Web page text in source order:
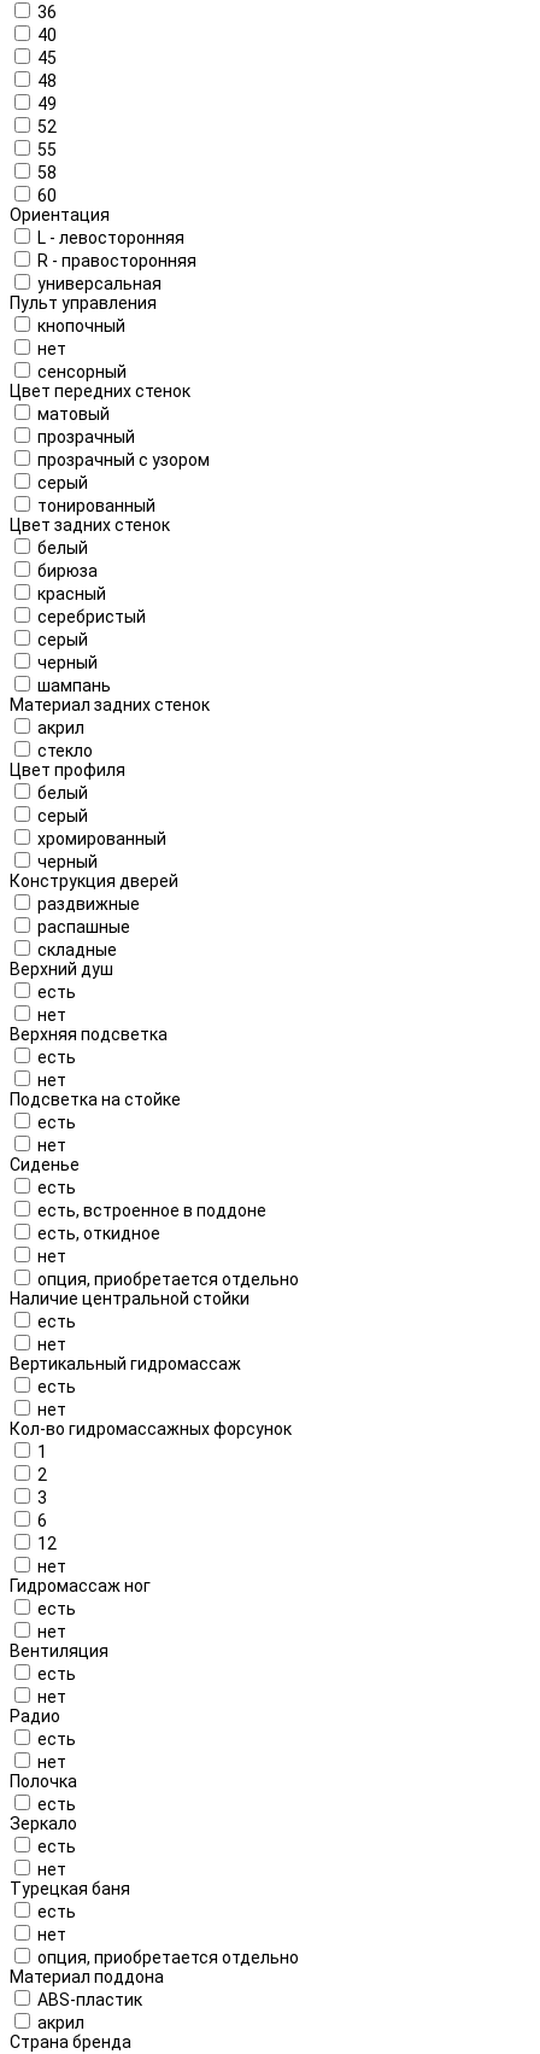
36
40
45
48
49
52
55
58
60
Ориентация
L - левосторонняя
R - правосторонняя
универсальная
Пульт управления
кнопочный
нет
сенсорный
Цвет передних стенок
матовый
прозрачный
прозрачный с узором
серый
тонированный
Цвет задних стенок
белый
бирюза
красный
серебристый
серый
черный
шампань
Материал задних стенок
акрил
стекло
Цвет профиля
белый
серый
хромированный
черный
Конструкция дверей
раздвижные
распашные
складные
Верхний душ
есть
нет
Верхняя подсветка
есть
нет
Подсветка на стойке
есть
нет
Сиденье
есть
есть, встроенное в поддоне
есть, откидное
нет
опция, приобретается отдельно
Наличие центральной стойки
есть
нет
Вертикальный гидромассаж
есть
нет
Кол-во гидромассажных форсунок
1
2
3
6
12
нет
Гидромассаж ног
есть
нет
Вентиляция
есть
нет
Радио
есть
нет
Полочка
есть
Зеркало
есть
нет
Турецкая баня
есть
нет
опция, приобретается отдельно
Материал поддона
ABS-пластик
акрил
Страна бренда